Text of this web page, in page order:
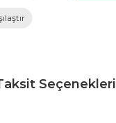
Seçenekleri